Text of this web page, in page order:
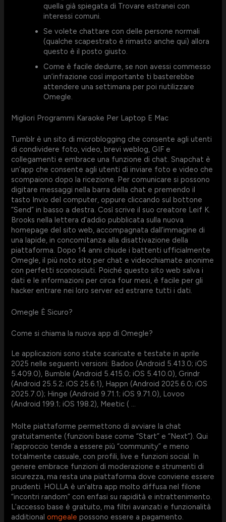
quella già spiegata di Trovare estranei con
interessi comuni.
Se volete chattare con delle persone normali
(qualche scapestrato è rimasto anche qui) allora
questo è il posto giusto.
Come è facile dedurre, se non avessi commesso
un’infrazione così importante ti basterebbe
attendere una settimana per poi riutilizzare
Omegle.
Migliori Programmi Karaoke Per Laptop E Mac
Tumblr è un sito di microblogging che consente agli utenti
di condividere foto, video, brevi weblog, GIF e
collegamenti e embrace una funzione di chat. Snapchat è
un’app che consente agli utenti di inviare foto e video che
scompaiono dopo la ricezione. Per comunicare si possono
digitare messaggi nella barra della chat e premendo il
tasto Invio del computer, oppure cliccando sul bottone
“Send” in basso a destra. Così scrive il suo creatore Leif K.
Brooks nella lettera d’addio pubblicata sulla nuova
homepage del sito web, accompagnata dall’immagine di
una lapide, in concomitanza alla disattivazione della
piattaforma. Dopo 14 anni chiude i battenti ufficialmente
Omegle, il più noto sito per chat e videochiamate anonime
con perfetti sconosciuti. Poiché questo sito web salva i
dati e le informazioni per circa four mesi, è facile per gli
hacker entrare nei loro server ed estrarre tutti i dati.
Omegle È Sicuro?
Come si chiama la nuova app di Omegle?
Le applicazioni sono state scaricate e testate in aprile
2025 nelle seguenti versioni: Badoo (Android 5.413.0; iOS
5.409.0), Bumble (Android 5.415.0; iOS 5.410.0), Grindr
(Android 25.5.2; iOS 25.6.1), Happn (Android 2025.6.0; iOS
2025.7.0); Hinge (Android 9.71.1; iOS 9.71.0), Lovoo
(Android 199.1; iOS 198.2), Meetic ( …
Molte piattaforme permettono di avviare la chat
gratuitamente (funzioni base come “Start” e “Next”). Qui
l’approccio tende a essere più “community” e meno
totalmente casuale, con profili, live e funzioni social. In
genere embrace funzioni di moderazione e strumenti di
sicurezza, ma resta una piattaforma dove conviene essere
prudenti. HOLLA è un’altra app molto diffusa nel filone
“incontri random” con enfasi su rapidità e intrattenimento.
L’accesso base è gratuito, ma filtri avanzati e funzionalità
additionalomgeale possono essere a pagamento.